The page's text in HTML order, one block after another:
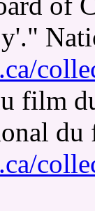
film
du